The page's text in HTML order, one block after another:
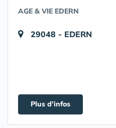
AGE & VIE EDERN
29048 - EDERN
Plus d'infos